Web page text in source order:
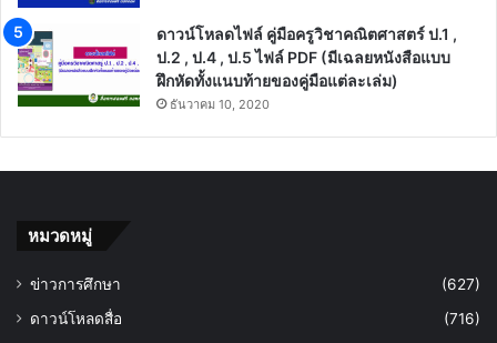
ดาวน์โหลดไฟล์ คู่มือครูวิชาคณิตศาสตร์ ป.1 ,
ป.2 , ป.4 , ป.5 ไฟล์ PDF (มีเฉลยหนังสือแบบ
ฝึกหัดทั้งแนบท้ายของคู่มือแต่ละเล่ม)
ธันวาคม 10, 2020
หมวดหมู่
ข่าวการศึกษา
(627)
ดาวน์โหลดสื่อ
(716)